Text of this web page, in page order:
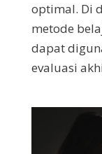
optimal. Di
metode
dapat
evaluasi